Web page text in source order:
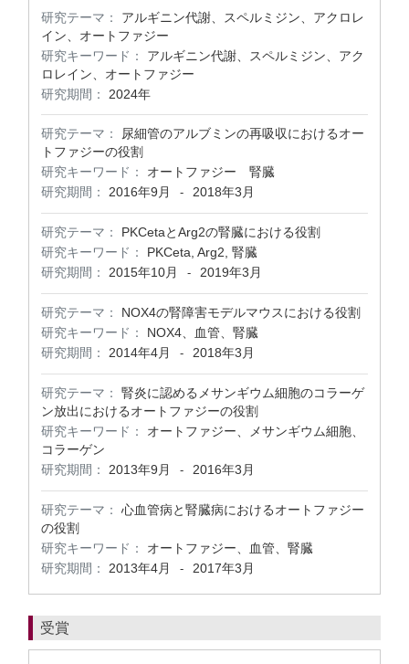
研究テーマ：
アルギニン代謝、スペルミジン、アクロレ
イン、オートファジー
研究キーワード：
アルギニン代謝、スペルミジン、アク
ロレイン、オートファジー
研究期間：
2024年
研究テーマ：
尿細管のアルブミンの再吸収におけるオー
トファジーの役割
研究キーワード：
オートファジー 腎臓
研究期間：
2016年9月 - 2018年3月
研究テーマ：
PKCetaとArg2の腎臓における役割
研究キーワード：
PKCeta, Arg2, 腎臓
研究期間：
2015年10月 - 2019年3月
研究テーマ：
NOX4の腎障害モデルマウスにおける役割
研究キーワード：
NOX4、血管、腎臓
研究期間：
2014年4月 - 2018年3月
研究テーマ：
腎炎に認めるメサンギウム細胞のコラーゲ
ン放出におけるオートファジーの役割
研究キーワード：
オートファジー、メサンギウム細胞、
コラーゲン
研究期間：
2013年9月 - 2016年3月
研究テーマ：
心血管病と腎臓病におけるオートファジー
の役割
研究キーワード：
オートファジー、血管、腎臓
研究期間：
2013年4月 - 2017年3月
受賞